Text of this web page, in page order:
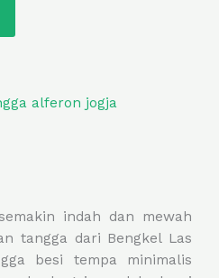
indah dan mewah
tangga dari Bengkel Las
besi tempa minimalis